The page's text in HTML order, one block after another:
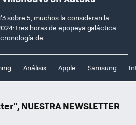
sobre 5, muchos la consideran la
tres horas de epopeya galáctica
de...
Análisis Apple Samsung
NUESTRA NEWSLETTER